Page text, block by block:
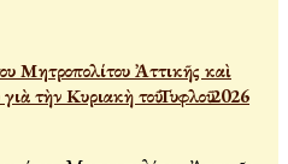
Μητροπολίτου Ἀττικῆς καὶ
τὴν Κυριακὴ τοῦ Τυφλοῦ 2026